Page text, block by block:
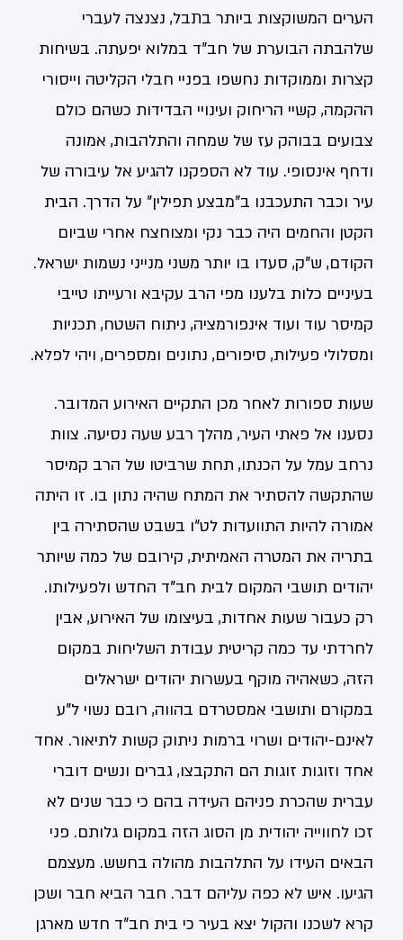
הערים המשוקצות ביותר בתבל, נצנצה לעברי
שלהבתה הבוערת של חב"ד במלוא יפעתה. בשיחות
קצרות וממוקדות נחשפו בפניי חבלי הקליטה וייסורי
ההקמה, קשיי הריחוק ועינויי הבדידות כשהם כולם
צבועים בבוהק עז של שמחה והתלהבות, אמונה
ודחף אינסופי. עוד לא הספקנו להגיע אל עיבורה של
עיר וכבר התעכבנו ב"מבצע תפילין" על הדרך. הבית
הקטן והחמים היה כבר נקי ומצוחצח אחרי שביום
הקודם, ש"ק, סעדו בו יותר משני מנייני נשמות ישראל.
בעיניים כלות בלענו מפי הרב עקיבא ורעייתו טייבי
קמיסר עוד ועוד אינפורמציה, ניתוח השטח, תכניות
ומסלולי פעילות, סיפורים, נתונים ומספרים, ויהי לפלא.
שעות ספורות לאחר מכן התקיים האירוע המדובר.
נסענו אל פאתי העיר, מהלך רבע שעה נסיעה. צוות
נרחב עמל על הכנתו, תחת שרביטו של הרב קמיסר
שהתקשה להסתיר את המתח שהיה נתון בו. זו היתה
אמורה להיות התוועדות לט"ו בשבט שהסתירה בין
בתריה את המטרה האמיתית, קירובם של כמה שיותר
יהודים תושבי המקום לבית חב"ד החדש ולפעילותו.
רק כעבור שעות אחדות, בעיצומו של האירוע, אבין
לחרדתי עד כמה קריטית עבודת השליחות במקום
הזה, כשאהיה מוקף בעשרות יהודים ישראלים
במקורם ותושבי אמסטרדם בהווה, רובם נשוי ל"ע
לאינם-יהודים ושרוי ברמות ניתוק קשות לתיאור. אחד
אחד וזוגות זוגות הם התקבצו, גברים ונשים דוברי
עברית שהכרת פניהם העידה בהם כי כבר שנים לא
זכו לחווייה יהודית מן הסוג הזה במקום גלותם. פני
הבאים העידו על התלהבות מהולה בחשש. מעצמם
הגיעו. איש לא כפה עליהם דבר. חבר הביא חבר ושכן
קרא לשכנו והקול יצא בעיר כי בית חב"ד חדש מארגן